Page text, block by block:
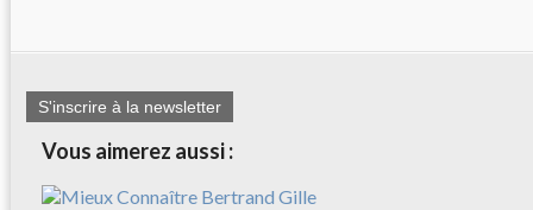
S'inscrire à la newsletter
Vous aimerez aussi :